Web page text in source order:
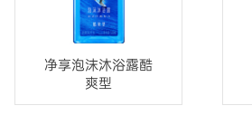
净享泡沫沐浴露酷
爽型